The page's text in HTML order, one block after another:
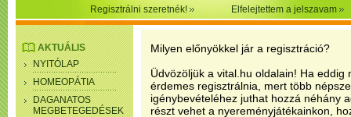
Regisztrálni szeretnék!
Elfelejtettem a jelszavam
AKTUÁLIS
NYITÓLAP
HOMEOPÁTIA
DAGANATOS
MEGBETEGEDÉSEK
Milyen előnyökkel jár a regisztráció?
Üdvözöljük a vital.hu oldalain! Ha eddig
érdemes regisztrálnia, mert több
igénybevételéhez juthat hozzá néhány
részt vehet a nyereményjátékainkon,